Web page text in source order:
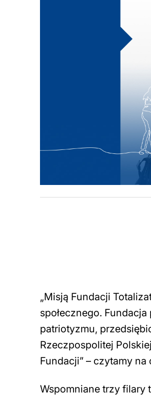
„Misją Fundacji
społecznego.
patriotyzmu,
Rzeczpospolitej
Fundacji” – czytamy
Wspomniane trzy filary